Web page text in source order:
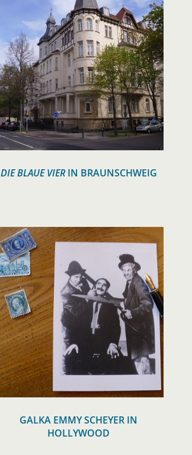
DIE BLAUE VIERIN BRAUNSCHWEIG
GALKA EMMY SCHEYER IN
HOLLYWOOD